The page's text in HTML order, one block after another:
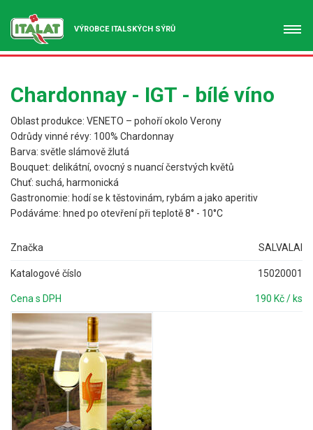
VÝROBCE ITALSKÝCH SÝRŮ
Chardonnay - IGT - bílé víno
Oblast produkce: VENETO – pohoří okolo Verony
Odrůdy vinné révy: 100% Chardonnay
Barva: světle slámově žlutá
Bouquet: delikátní, ovocný s nuancí čerstvých květů
Chuť: suchá, harmonická
Gastronomie: hodí se k těstovinám, rybám a jako aperitiv
Podáváme: hned po otevření při teplotě 8° - 10°C
Značka SALVALAI
Katalogové číslo 15020001
Cena s DPH 190 Kč / ks